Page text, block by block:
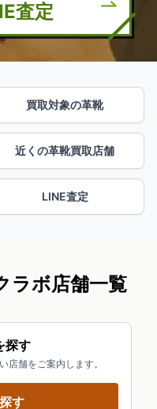
査定
買取対象の革靴
近くの革靴買取店舗
LINE査定
ラボ店舗一覧
探す
店舗をご案内します。
す